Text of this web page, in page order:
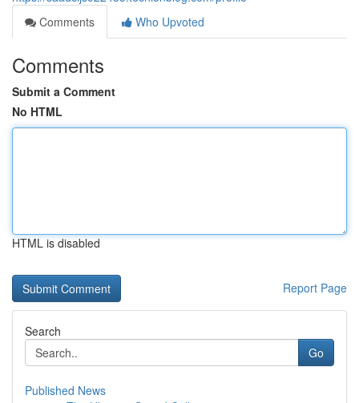
Comments
Who Upvoted
Comments
Submit a Comment
No HTML
HTML is disabled
Report Page
Search
Go
Published News